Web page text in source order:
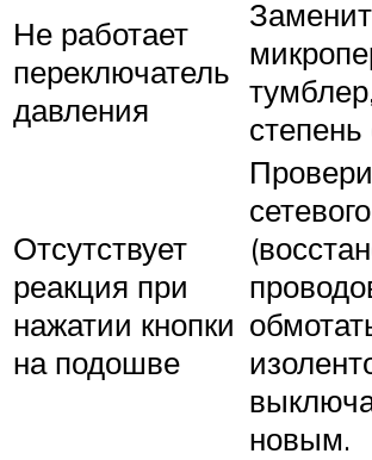
Не работает
переключатель
давления
Отсутствует
реакция при
нажатии кнопки
на подошве
новым.